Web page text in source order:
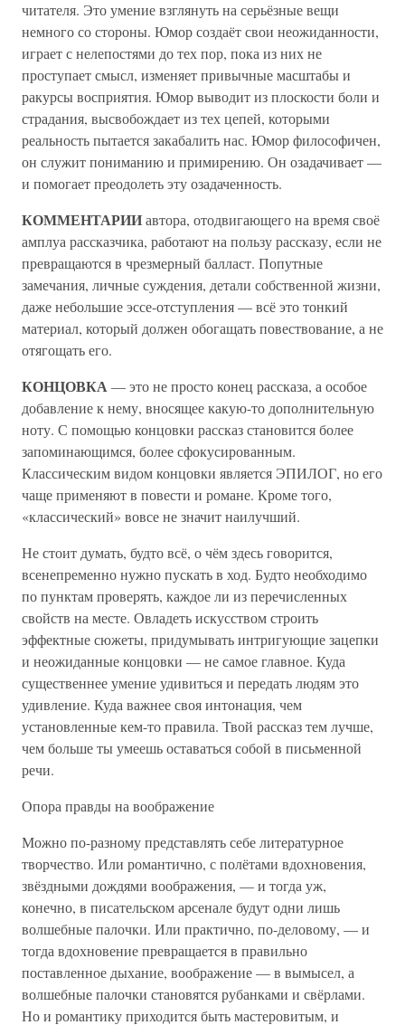
читателя. Это умение взглянуть на серьёзные вещи
немного со стороны. Юмор создаёт свои неожиданности,
играет с нелепостями до тех пор, пока из них не
проступает смысл, изменяет привычные масштабы и
ракурсы восприятия. Юмор выводит из плоскости боли и
страдания, высвобождает из тех цепей, которыми
реальность пытается закабалить нас. Юмор философичен,
он служит пониманию и примирению. Он озадачивает —
и помогает преодолеть эту озадаченность.
КОММЕНТАРИИавтора, отодвигающего на время своё
амплуа рассказчика, работают на пользу рассказу, если не
превращаются в чрезмерный балласт. Попутные
замечания, личные суждения, детали собственной жизни,
даже небольшие эссе-отступления — всё это тонкий
материал, который должен обогащать повествование, а не
отягощать его.
КОНЦОВКА— это не просто конец рассказа, а особое
добавление к нему, вносящее какую-то дополнительную
ноту. С помощью концовки рассказ становится более
запоминающимся, более сфокусированным.
Классическим видом концовки является ЭПИЛОГ, но его
чаще применяют в повести и романе. Кроме того,
«классический» вовсе не значит наилучший.
Не стоит думать, будто всё, о чём здесь говорится,
всенепременно нужно пускать в ход. Будто необходимо
по пунктам проверять, каждое ли из перечисленных
свойств на месте. Овладеть искусством строить
эффектные сюжеты, придумывать интригующие зацепки
и неожиданные концовки — не самое главное. Куда
существеннее умение удивиться и передать людям это
удивление. Куда важнее своя интонация, чем
установленные кем-то правила. Твой рассказ тем лучше,
чем больше ты умеешь оставаться собой в письменной
речи.
Опора правды на воображение
Можно по-разному представлять себе литературное
творчество. Или романтично, с полётами вдохновения,
звёздными дождями воображения, — и тогда уж,
конечно, в писательском арсенале будут одни лишь
волшебные палочки. Или практично, по-деловому, — и
тогда вдохновение превращается в правильно
поставленное дыхание, воображение — в вымысел, а
волшебные палочки становятся рубанками и свёрлами.
Но и романтику приходится быть мастеровитым, и